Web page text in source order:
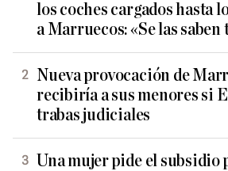
los coches cargados hasta
a Marruecos: «Se las saben
Nueva provocación de
recibiría a sus menores si
trabas judiciales
Una mujer pide el subsidio